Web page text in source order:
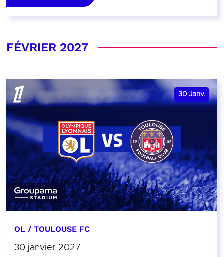
FÉVRIER 2027
30 Janv.
OL / TOULOUSE FC
30 janvier 2027